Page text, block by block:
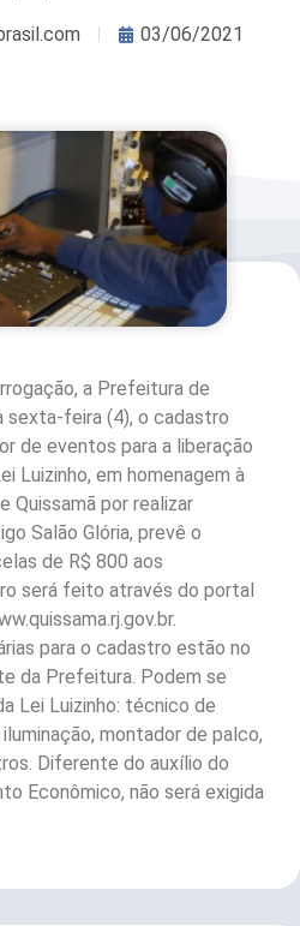
03/06/2021
a Prefeitura de
sexta-feira (4), o cadastro
de eventos para a liberação
Luizinho, em homenagem à
Quissamã por realizar
Salão Glória, prevê o
de R$ 800 aos
será feito através do portal
para o cadastro estão no
da Prefeitura. Podem se
Lei Luizinho: técnico de
montador de palco,
Diferente do auxílio do
Econômico, não será exigida